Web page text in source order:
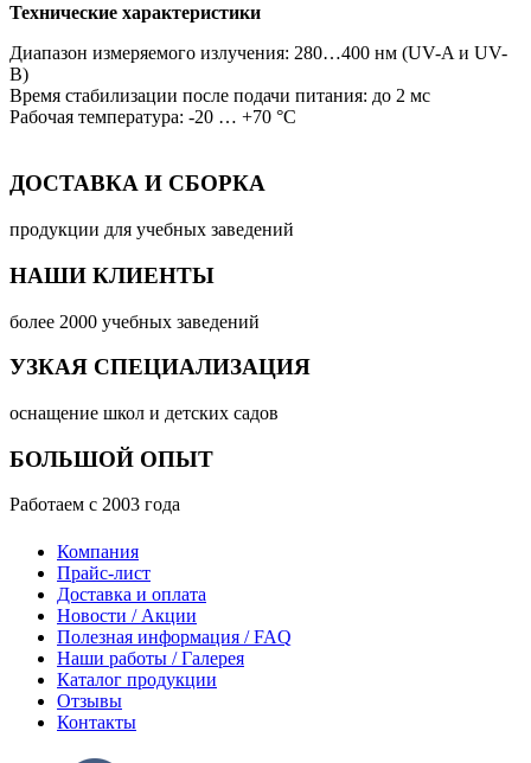
Технические характеристики
Диапазон измеряемого излучения: 280…400 нм (UV-A и UV-
B)
Время стабилизации после подачи питания: до 2 мс
Рабочая температура: -20 … +70 °С
ДОСТАВКА И СБОРКА
продукции для учебных заведений
НАШИ КЛИЕНТЫ
более 2000 учебных заведений
УЗКАЯ СПЕЦИАЛИЗАЦИЯ
оснащение школ и детских садов
БОЛЬШОЙ ОПЫТ
Работаем с 2003 года
Компания
Прайс-лист
Доставка и оплата
Новости / Акции
Полезная информация / FAQ
Наши работы / Галерея
Каталог продукции
Отзывы
Контакты